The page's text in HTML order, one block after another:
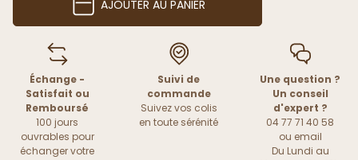
AJOUTER AU PANIER
Échange -
Satisfait ou
Remboursé
100 jours
ouvrables pour
échanger votre
Suivi de
commande
Suivez vos colis
en toute sérénité
Une question ?
Un conseil
d'expert ?
04 77 71 40 58
ou email
Du Lundi au